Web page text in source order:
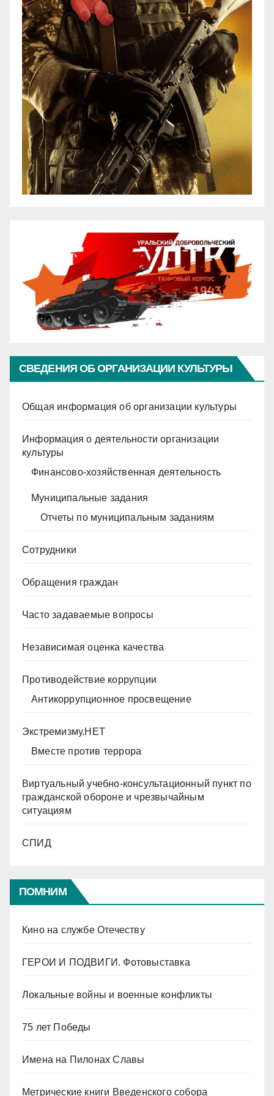
СВЕДЕНИЯ ОБ ОРГАНИЗАЦИИ КУЛЬТУРЫ
Общая информация об организации культуры
Информация о деятельности организации
культуры
Финансово-хозяйственная деятельность
Муниципальные задания
Отчеты по муниципальным заданиям
Сотрудники
Обращения граждан
Часто задаваемые вопросы
Независимая оценка качества
Противодействие коррупции
Антикоррупционное просвещение
Экстремизму.НЕТ
Вместе против террора
Виртуальный учебно-консультационный пункт по
гражданской обороне и чрезвычайным
ситуациям
СПИД
ПОМНИМ
Кино на службе Отечеству
ГЕРОИ И ПОДВИГИ. Фотовыставка
Локальные войны и военные конфликты
75 лет Победы
Имена на Пилонах Славы
Метрические книги Введенского собора